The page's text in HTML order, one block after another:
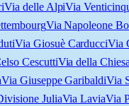
Via delle AlpiVia
Via Napoleone
Via Giosuè CarducciVia
CescuttiVia della Chiesa
Via Giuseppe GaribaldiVia
JuliaVia LaviaVia